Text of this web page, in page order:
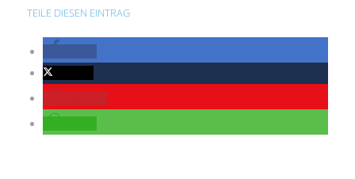
TEILE DIESEN EINTRAG